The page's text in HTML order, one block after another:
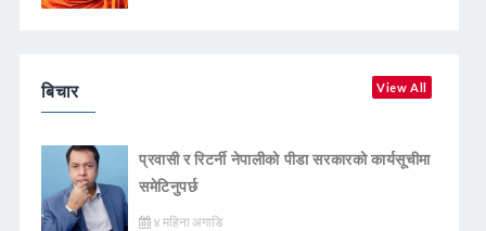
बिचार View All
प्रवासी र रिटर्नी नेपालीको पीडा सरकारको कार्यसूचीमा
समेटिनुपर्छ
४ महिना अगाडि